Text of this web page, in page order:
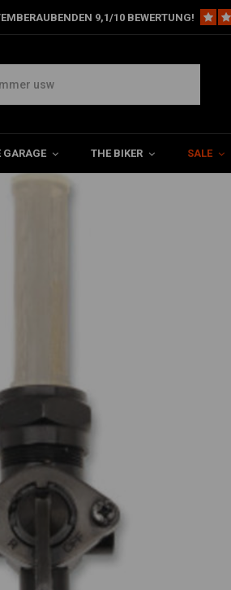
9,1/10 BEWERTUNG!
GARAGE THE BIKER SALE
Benzinhahn Hochglanz Schwarz (Winkel
(Winkel auswählen)